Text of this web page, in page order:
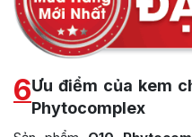
6Ưu điểm của kem
Phytocomplex